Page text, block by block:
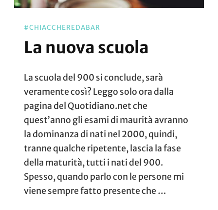
#CHIACCHEREDABAR
La nuova scuola
La scuola del 900 si conclude, sarà
veramente così? Leggo solo ora dalla
pagina del Quotidiano.net che
quest’anno gli esami di maurità avranno
la dominanza di nati nel 2000, quindi,
tranne qualche ripetente, lascia la fase
della maturità, tutti i nati del 900.
Spesso, quando parlo con le persone mi
viene sempre fatto presente che …